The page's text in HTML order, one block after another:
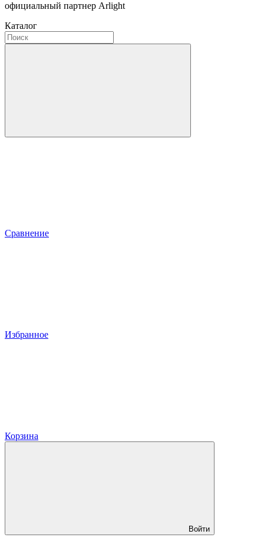
официальный партнер Arlight
Каталог
Сравнение
Избранное
Корзина
Войти